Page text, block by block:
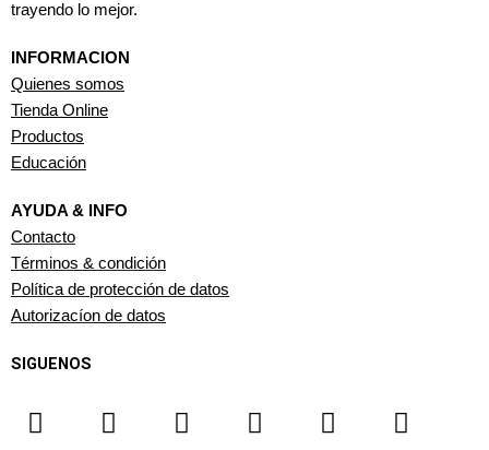
trayendo lo mejor.
INFORMACION
Quienes somos
Tienda Online
Productos
Educación
AYUDA & INFO
Contacto
Términos & condición
Política de protección de datos
Autorizacíon de datos
SIGUENOS
F
a
I
n
T
i
Y
o
W
h
L
i